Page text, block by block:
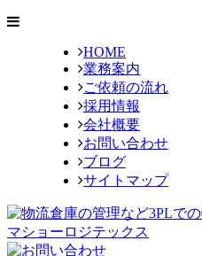
HOME
業務案内
ご依頼の流れ
採用情報
会社概要
お問い合わせ
ブログ
サイトマップ